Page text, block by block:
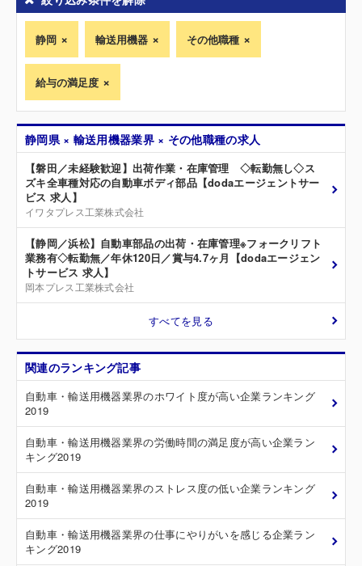
静岡 輸送用機器 その他職種
給与の満足度
静岡県 × 輸送用機器業界 × その他職種の求人
【磐田／未経験歓迎】出荷作業・在庫管理 ◇転勤無し◇ス
ズキ全車種対応の自動車ボディ部品【dodaエージェントサー
ビス 求人】
イワタプレス工業株式会社
【静岡／浜松】自動車部品の出荷・在庫管理※フォークリフト
業務有◇転勤無／年休120日／賞与4.7ヶ月【dodaエージェン
トサービス 求人】
岡本プレス工業株式会社
すべてを見る
関連のランキング記事
自動車・輸送用機器業界のホワイト度が高い企業ランキング
2019
自動車・輸送用機器業界の労働時間の満足度が高い企業ラン
キング2019
自動車・輸送用機器業界のストレス度の低い企業ランキング
2019
自動車・輸送用機器業界の仕事にやりがいを感じる企業ラン
キング2019